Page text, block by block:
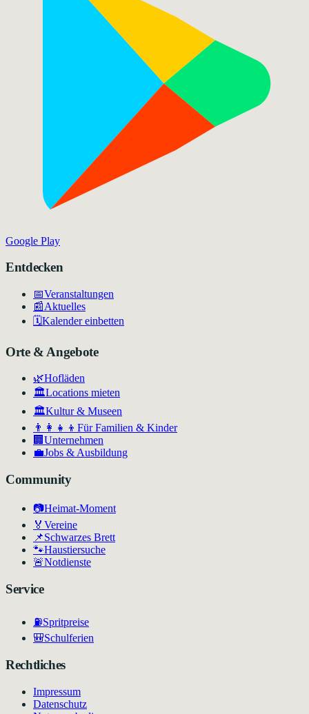
Google Play
Entdecken
📅Veranstaltungen
📰Aktuelles
🗓️Kalender einbetten
Orte & Angebote
🌿Hofläden
🏛️Locations mieten
🏛Kultur & Museen
👨‍👩‍👧‍👦 Für Familien & Kinder
🏢 Unternehmen
💼Jobs & Ausbildung
Community
📷Heimat-Moment
🏅 Vereine
📌Schwarzes Brett
🐾Haustiersuche
🚨Notdienste
Service
⛽Spritpreise
🎒Schulferien
Rechtliches
Impressum
Datenschutz